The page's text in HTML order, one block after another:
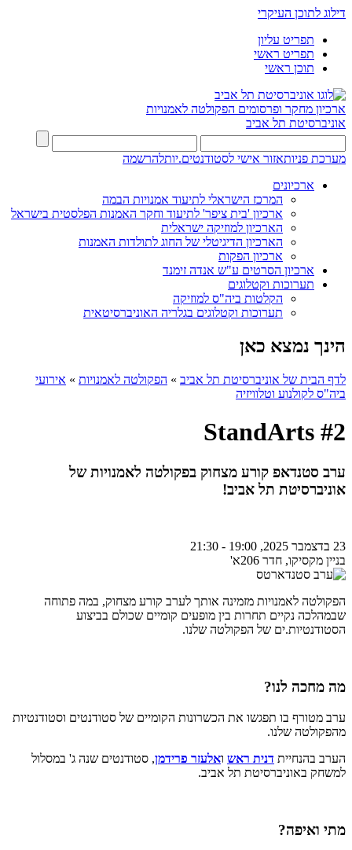
דילוג לתוכן העיקרי
תפריט עליון
תפריט ראשי
תוכן ראשי
ארכיון מחקר ופרסומים הפקולטה לאמנויות
אוניברסיטת תל אביב
מערכת פניותאזור אישי לסטודנטים.יותלהרשמה
ארכיונים
המרכז הישראלי לתיעוד אמנויות הבמה
ארכיון 'בית ציפר' לתיעוד וחקר האמנות הפלסטית בישראל
הארכיון למוזיקה ישראלית
הארכיון הדיגיטלי של החוג לתולדות האמנות
ארכיון הפקות
ארכיון הסרטים ע"ש אנדה זימנד
תערוכות וקטלוגים
הקלטות ביה"ס למוזיקה
תערוכות וקטלוגים בגלריה האוניברסיטאית
הינך נמצא כאן
לדף הבית של אוניברסיטת תל אביב » הפקולטה לאמנויות » אירועי
ביה"ס לקולנוע וטלוויזיה
StandArts #2
ערב סטנדאפ קורע מצחוק בפקולטה לאמנויות של
אוניברסיטת תל אביב!
23 בדצמבר 2025, 19:00 - 21:30
בניין מקסיקו, חדר 206א'
הפקולטה לאמנויות מזמינה אותך לערב קורע מצחוק, במה פתוחה
שבמהלכה נקיים תחרות בין מופעים קומיים שכולם בביצוע
הסטודנטיות.ים של הפקולטה שלנו.
מה מחכה לנו?
ערב מטורף בו תפגשו את הכשרונות הקומיים של סטודנטים וסטודנטיות
מהפקולטה שלנו.
הערב בהנחיית דנית ראש ואלעזר פרידמן, סטודנטים שנה ג' במסלול
למשחק באוניברסיטת תל אביב.
מתי ואיפה?